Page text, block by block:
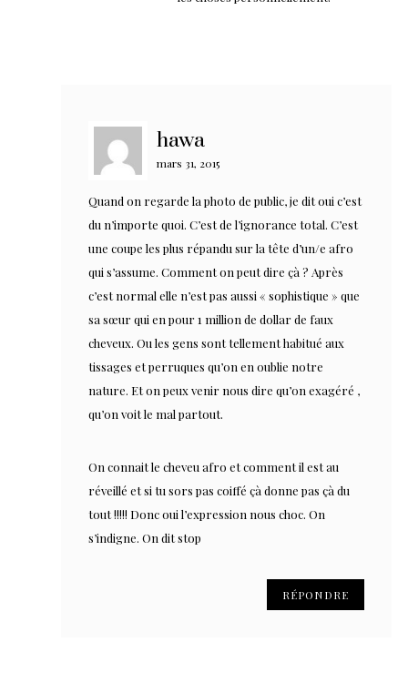
hawa
mars 31, 2015
Quand on regarde la photo de public, je dit oui c’est
du n’importe quoi. C’est de l’ignorance total. C’est
une coupe les plus répandu sur la tête d’un/e afro
qui s’assume. Comment on peut dire çà ? Après
c’est normal elle n’est pas aussi « sophistique » que
sa sœur qui en pour 1 million de dollar de faux
cheveux. Ou les gens sont tellement habitué aux
tissages et perruques qu’on en oublie notre
nature. Et on peux venir nous dire qu’on exagéré ,
qu’on voit le mal partout.
On connait le cheveu afro et comment il est au
réveillé et si tu sors pas coiffé çà donne pas çà du
tout !!!!! Donc oui l’expression nous choc. On
s’indigne. On dit stop
RÉPONDRE